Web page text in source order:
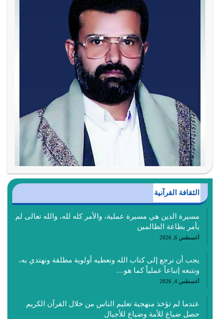
الثقافة القرآنية
مسيرة الدين هي مسيرة عملية، والأمر كله لله، والله تعالى لم
يأمر بطاعة الظالمين
أغسطس 6, 2026
يجب أن نرجع إلى كتاب الله ونعطيه أولوية مطلقة ونهتدي به،
ونتبعه إتباعاً عملياً كما هو…
أغسطس 4, 2026
عندما لم تؤخذ منهجية تعليم الناس من خلال القرآن الكريم
حصل ضياع للأمة وضياع للأجيال